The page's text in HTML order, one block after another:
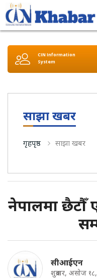
CIN Information
System
साझा खबर
गृहपृष्ठ साझा खबर
नेपालमा छैटौँ
सीआईएन
शुक्रबार, असोज